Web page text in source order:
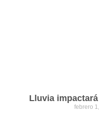
Lluvia
febrero